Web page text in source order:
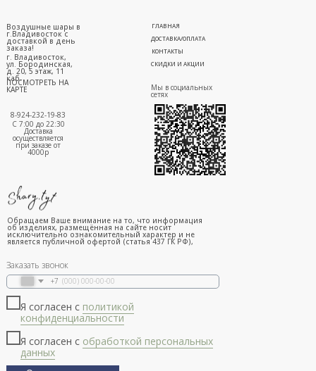
г. Владивосток,
ул. Бородинская,
д. 20, 5 этаж, 11
каб.
ПОСМОТРЕТЬ НА
КАРТЕ
ГЛАВНАЯ
ДОСТАВКА/ОПЛАТА
СКИДКИ И АКЦИИ
КОНТАКТЫ
8-924-232-19-83
С 7:00 до 22:30
Доставка
осуществляется
при заказе от
4000р
Воздушные шары в
г.Владивосток с
доставкой в день
заказа!
Мы в социальных
сетях
Заказать звонок
+7
Я согласен с политикой
конфиденциальности
Я согласен с обработкой персональных
данных
Обращаем Ваше внимание на то, что информация
об изделиях, размещённая на сайте носит
исключительно ознакомительный характер и не
является публичной офертой (статья 437 ГК РФ),